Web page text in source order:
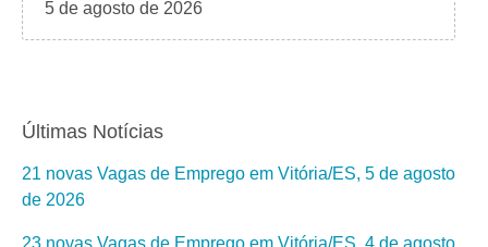
5 de agosto de 2026
Últimas Notícias
21 novas Vagas de Emprego em Vitória/ES, 5 de agosto
de 2026